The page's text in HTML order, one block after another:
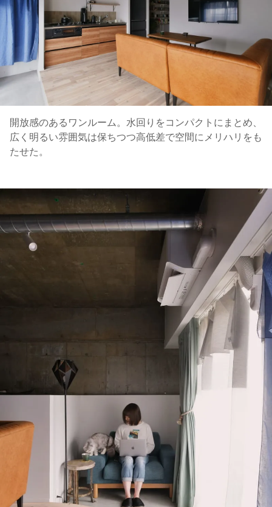
開放感のあるワンルーム。水回りをコンパクトにまとめ、
広く明るい雰囲気は保ちつつ高低差で空間にメリハリをも
たせた。